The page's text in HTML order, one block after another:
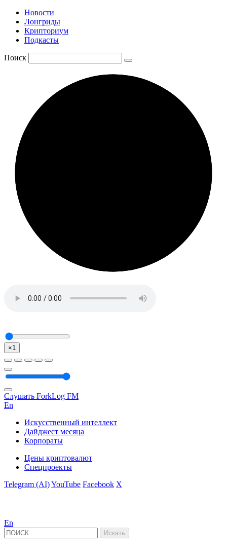
Новости
Лонгриды
Крипториум
Подкасты
Поиск
×1
Слушать ForkLog FM
En
Искусственный интеллект
Дайджест месяца
Корпораты
Цены криптовалют
Спецпроекты
Telegram (AI)YouTube Facebook X
En